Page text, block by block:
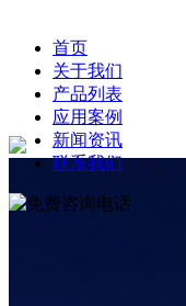
首页
关于我们
产品列表
应用案例
新闻资讯
联系我们